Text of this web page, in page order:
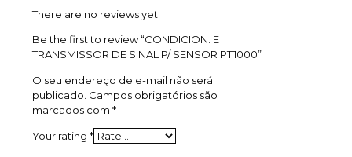
There are no reviews yet.
Be the first to review “CONDICION. E
TRANSMISSOR DE SINAL P/ SENSOR PT1000”
O seu endereço de e-mail não será
publicado. Campos obrigatórios são
marcados com *
Your rating *